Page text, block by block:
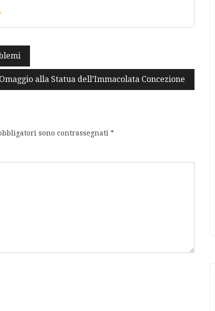
Omaggio alla Statua dell’Immacolata Concezione
sono contrassegnati *